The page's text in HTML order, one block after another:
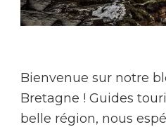
Bienvenue sur notre
Bretagne ! Guides
belle région, nous